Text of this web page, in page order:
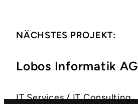
NÄCHSTES PROJEKT:
Lobos Informatik AG
IT Services / IT Consulting